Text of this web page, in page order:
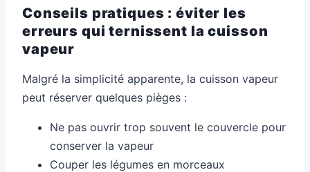
Conseils pratiques : éviter les
erreurs qui ternissent la cuisson
vapeur
Malgré la simplicité apparente, la cuisson vapeur
peut réserver quelques pièges :
Ne pas ouvrir trop souvent le couvercle pour
conserver la vapeur
Couper les légumes en morceaux